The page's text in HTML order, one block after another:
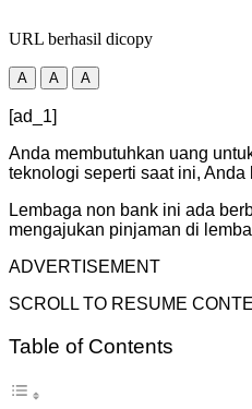
URL berhasil dicopy
A A A
[ad_1]
Anda membutuhkan uang
teknologi seperti saat ini,
Lembaga non bank ini ada
mengajukan pinjaman di
ADVERTISEMENT
SCROLL TO RESUME
Table of Contents